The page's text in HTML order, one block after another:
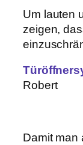
Um lauten
zeigen,
Robert
Damit man